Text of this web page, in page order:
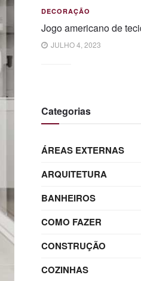
DECORAÇÃO
Jogo americano de
JULHO 4, 2023
Categorias
ÁREAS EXTERNAS
ARQUITETURA
BANHEIROS
COMO FAZER
CONSTRUÇÃO
COZINHAS